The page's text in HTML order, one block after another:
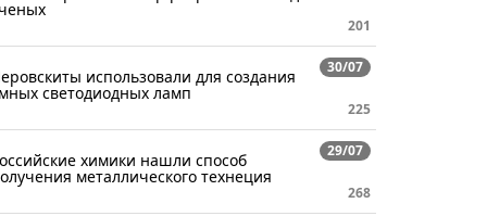
201
30/07
использовали для создания
светодиодных ламп
225
29/07
химики нашли способ
металлического технеция
268